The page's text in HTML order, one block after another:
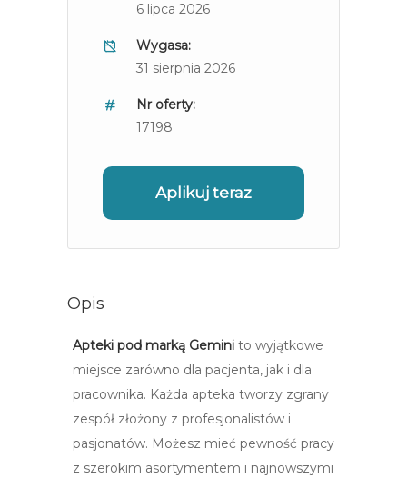
6 lipca 2026
Wygasa:
31 sierpnia 2026
Nr oferty:
17198
Aplikuj teraz
Opis
Apteki pod marką Gemini to wyjątkowe
miejsce zarówno dla pacjenta, jak i dla
pracownika. Każda apteka tworzy zgrany
zespół złożony z profesjonalistów i
pasjonatów. Możesz mieć pewność pracy
z szerokim asortymentem i najnowszymi